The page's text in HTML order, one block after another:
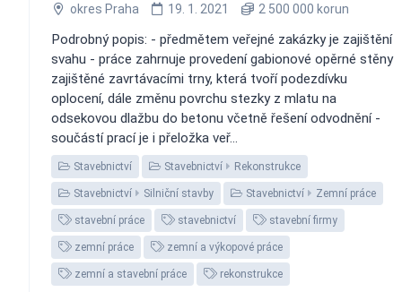
okres Praha 19. 1. 2021 2 500 000 korun
Podrobný popis: - předmětem veřejné zakázky je zajištění
svahu - práce zahrnuje provedení gabionové opěrné stěny
zajištěné zavrtávacími trny, která tvoří podezdívku
oplocení, dále změnu povrchu stezky z mlatu na
odsekovou dlažbu do betonu včetně řešení odvodnění -
součástí prací je i přeložka veř...
Stavebnictví Stavebnictví Rekonstrukce
Stavebnictví Silniční stavby Stavebnictví Zemní práce
stavební práce stavebnictví stavební firmy
zemní práce zemní a výkopové práce
zemní a stavební práce rekonstrukce